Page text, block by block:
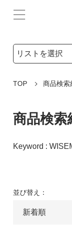
検索リストの選択
TOP 商品検索
商品検索
Keyword :
並び替え：